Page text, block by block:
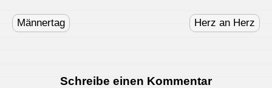
navigation
Männertag Herz an Herz
Schreibe einen Kommentar